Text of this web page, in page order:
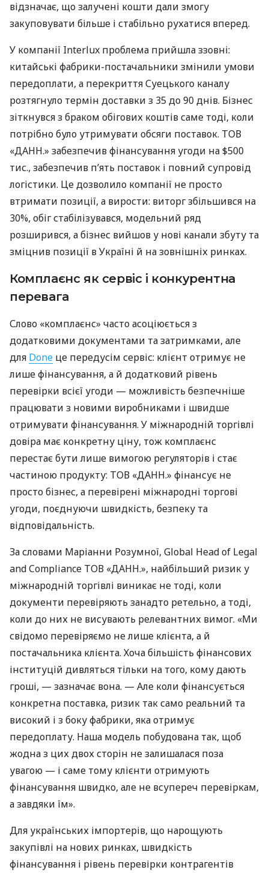
відзначає, що залучені кошти дали змогу
закуповувати більше і стабільно рухатися вперед.
У компанії Interlux проблема прийшла ззовні:
китайські фабрики-постачальники змінили умови
передоплати, а перекриття Суецького каналу
розтягнуло термін доставки з 35 до 90 днів. Бізнес
зіткнувся з браком обігових коштів саме тоді, коли
потрібно було утримувати обсяги поставок. ТОВ
«ДАНН.» забезпечив фінансування угоди на $500
тис., забезпечив п’ять поставок і повний супровід
логістики. Це дозволило компанії не просто
втримати позиції, а вирости: виторг збільшився на
30%, обіг стабілізувався, модельний ряд
розширився, а бізнес вийшов у нові канали збуту та
зміцнив позиції в Україні й на зовнішніх ринках.
Комплаєнс як сервіс і конкурентна
перевага
Слово «комплаєнс» часто асоціюється з
додатковими документами та затримками, але
для Done це передусім сервіс: клієнт отримує не
лише фінансування, а й додатковий рівень
перевірки всієї угоди — можливість безпечніше
працювати з новими виробниками і швидше
отримувати фінансування. У міжнародній торгівлі
довіра має конкретну ціну, тож комплаєнс
перестає бути лише вимогою регуляторів і стає
частиною продукту: ТОВ «ДАНН.» фінансує не
просто бізнес, а перевірені міжнародні торгові
угоди, поєднуючи швидкість, безпеку та
відповідальність.
За словами Маріанни Розумної, Global Head of Legal
and Compliance ТОВ «ДАНН.», найбільший ризик у
міжнародній торгівлі виникає не тоді, коли
документи перевіряють занадто ретельно, а тоді,
коли до них не висувають релевантних вимог. «Ми
свідомо перевіряємо не лише клієнта, а й
постачальника клієнта. Хоча більшість фінансових
інституцій дивляться тільки на того, кому дають
гроші, — зазначає вона. — Але коли фінансується
конкретна поставка, ризик так само реальний та
високий і з боку фабрики, яка отримує
передоплату. Наша модель побудована так, щоб
жодна з цих двох сторін не залишалася поза
увагою — і саме тому клієнти отримують
фінансування швидко, але не всупереч перевіркам,
а завдяки їм».
Для українських імпортерів, що нарощують
закупівлі на нових ринках, швидкість
фінансування і рівень перевірки контрагентів